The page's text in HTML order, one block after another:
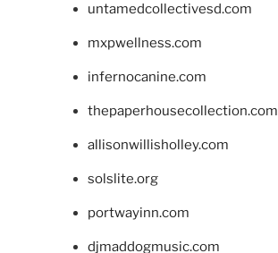
untamedcollectivesd.com
mxpwellness.com
infernocanine.com
thepaperhousecollection.com
allisonwillisholley.com
solslite.org
portwayinn.com
djmaddogmusic.com